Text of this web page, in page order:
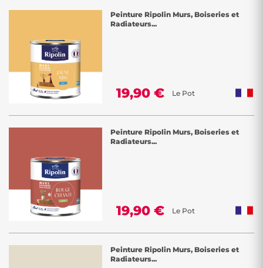
pour créer une ambiance à votre image.
Laissez votre créativité s'épanouir en sélectionnant des teintes variées
telles que le beige, le bleu, le vert, le rose ou le rouge parmi notre
vaste gamme de couleurs. Ces nuances vous permettront de donner
vie à votre intérieur, que vous souhaitiez créer une atmosphère
apaisante, énergisante ou sophistiquée.
de peinture murale intérieure de qualité, tout en vous donnant la
personnel. Transformez chaque pièce de votre maison en un espace
unique et accueillant avec nos peintures murales intérieures aux
couleurs éclatantes. Faites de votre intérieur une toile artistique où
votre imagination prend vie.
Peinture Ripolin Murs, Boiseries et
Radiateurs...
19,90 € Le Pot
Peinture Ripolin Murs, Boiseries et
Radiateurs...
19,90 € Le Pot
Peinture Ripolin Murs, Boiseries et
Radiateurs...